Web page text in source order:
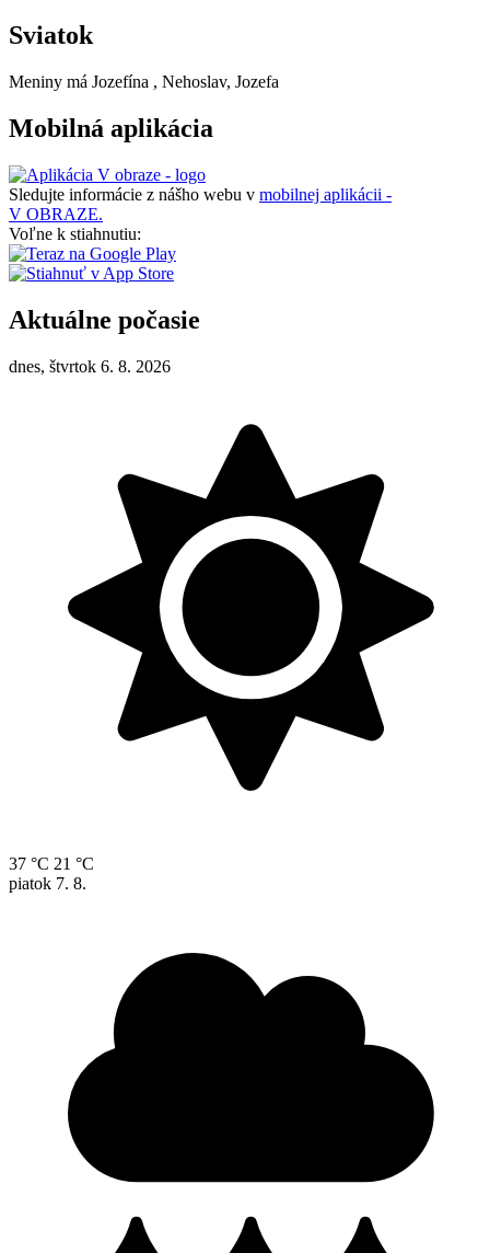
Sviatok
Meniny má Jozefína , Nehoslav, Jozefa
Mobilná aplikácia
Sledujte informácie z nášho webu v mobilnej aplikácii -
V OBRAZE.
Voľne k stiahnutiu:
Aktuálne počasie
dnes, štvrtok 6. 8. 2026
37 °C 21 °C
piatok 7. 8.